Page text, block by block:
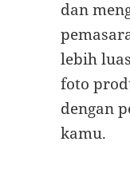
dan
lebih
foto
dengan
kamu.